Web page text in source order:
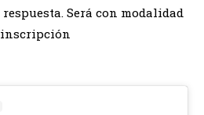
Será con modalidad